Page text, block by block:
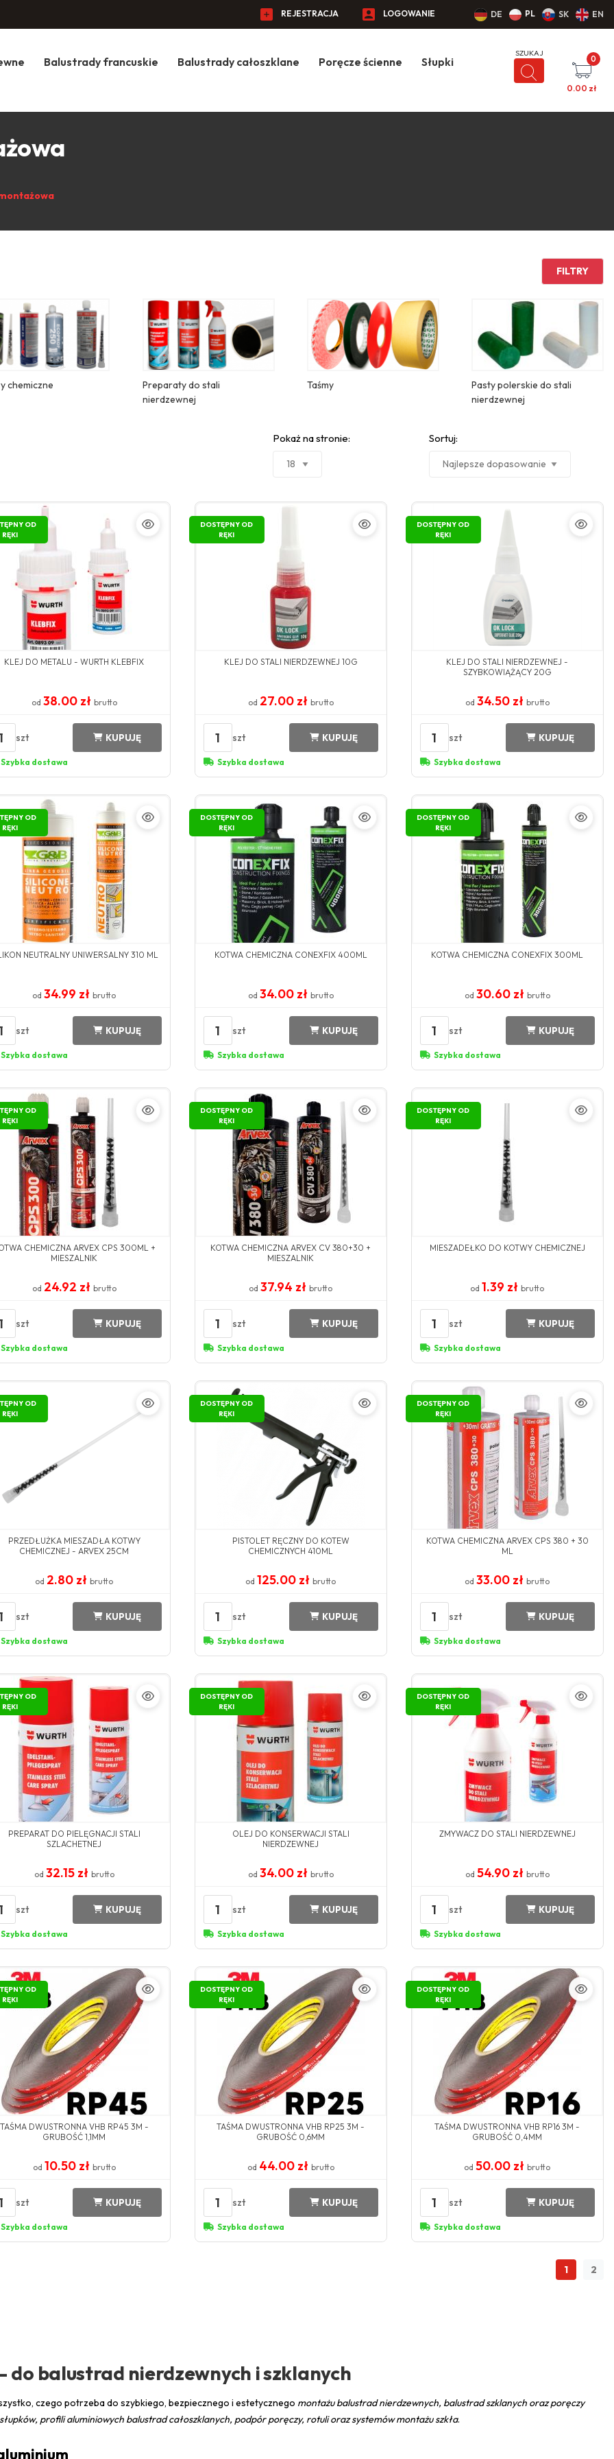
REJESTRACJA LOGOWANIE DE PL SK EN
Balustrady francuskie Balustrady całoszklane Poręcze ścienne Słupki 0
0.00 zł
FILTRY
chemiczne
Preparaty do stali
nierdzewnej
Taśmy
Pasty polerskie do stali
nierdzewnej
Pokaż na stronie: Sortuj:
OD
RĘKI
KLEJ DO METALU - WURTH KLEBFIX
od 38.00 zł brutto
szt KUPUJĘ
Szybka dostawa
DOSTĘPNY OD
RĘKI
KLEJ DO STALI NIERDZEWNEJ 10G
od 27.00 zł brutto
1 szt KUPUJĘ
Szybka dostawa
DOSTĘPNY OD
RĘKI
KLEJ DO STALI NIERDZEWNEJ -
SZYBKOWIĄŻĄCY 20G
od 34.50 zł brutto
1 szt KUPUJĘ
Szybka dostawa
OD
RĘKI
NEUTRALNY UNIWERSALNY 310 ML
od34.99 złbrutto
szt KUPUJĘ
Szybka dostawa
DOSTĘPNY OD
RĘKI
KOTWA CHEMICZNA CONEXFIX 400ML
od 34.00 zł brutto
1 szt KUPUJĘ
Szybka dostawa
DOSTĘPNY OD
RĘKI
KOTWA CHEMICZNA CONEXFIX 300ML
od 30.60 zł brutto
1 szt KUPUJĘ
Szybka dostawa
OD
RĘKI
CHEMICZNA ARVEX CPS 300ML +
MIESZALNIK
od 24.92 zł brutto
szt KUPUJĘ
Szybka dostawa
DOSTĘPNY OD
RĘKI
KOTWA CHEMICZNA ARVEX CV 380+30 +
MIESZALNIK
od37.94 złbrutto
1 szt KUPUJĘ
Szybka dostawa
DOSTĘPNY OD
RĘKI
MIESZADEŁKO DO KOTWY CHEMICZNEJ
od 1.39 złbrutto
1 szt KUPUJĘ
Szybka dostawa
OD
RĘKI
PRZEDŁUŻKA MIESZADŁA KOTWY
CHEMICZNEJ - ARVEX 25CM
od 2.80 złbrutto
szt KUPUJĘ
Szybka dostawa
DOSTĘPNY OD
RĘKI
PISTOLET RĘCZNY DO KOTEW
CHEMICZNYCH 410ML
od 125.00 złbrutto
1 szt KUPUJĘ
Szybka dostawa
DOSTĘPNY OD
RĘKI
KOTWA CHEMICZNA ARVEX CPS 380 + 30
ML
od33.00 złbrutto
1 szt KUPUJĘ
Szybka dostawa
OD
RĘKI
PREPARAT DO PIELĘGNACJI STALI
SZLACHETNEJ
od 32.15 zł brutto
szt KUPUJĘ
Szybka dostawa
DOSTĘPNY OD
RĘKI
OLEJ DO KONSERWACJI STALI
NIERDZEWNEJ
od 34.00 zł brutto
1 szt KUPUJĘ
Szybka dostawa
DOSTĘPNY OD
RĘKI
ZMYWACZ DO STALI NIERDZEWNEJ
od 54.90 zł brutto
1 szt KUPUJĘ
Szybka dostawa
OD
RĘKI
TAŚMA DWUSTRONNA VHB RP45 3M -
GRUBOŚĆ 1,1MM
od 10.50 zł brutto
szt KUPUJĘ
Szybka dostawa
DOSTĘPNY OD
RĘKI
TAŚMA DWUSTRONNA VHB RP25 3M -
GRUBOŚĆ 0,6MM
od 44.00 zł brutto
1 szt KUPUJĘ
Szybka dostawa
DOSTĘPNY OD
RĘKI
TAŚMA DWUSTRONNA VHB RP16 3M -
GRUBOŚĆ 0,4MM
od50.00 złbrutto
1 szt KUPUJĘ
Szybka dostawa
1 2
balustrad nierdzewnych i szklanych
czego potrzeba do szybkiego, bezpiecznego i estetycznego montażu balustrad nierdzewnych, balustrad szklanych oraz poręczy
profili aluminiowych balustrad całoszklanych, podpór poręczy, rotuli oraz systemów montażu szkła.